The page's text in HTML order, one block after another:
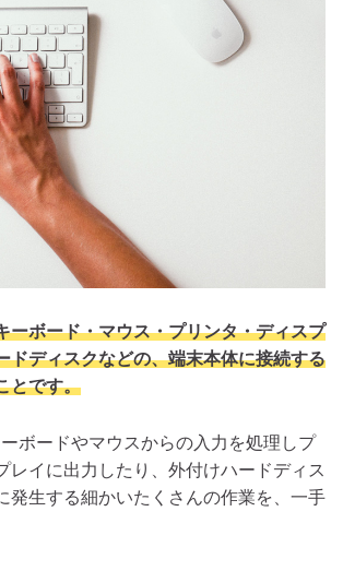
ーボード・マウス・プリンタ・ディスプ
ドディスクなどの、端末本体に接続する
とです。
ボードやマウスからの入力を処理しプ
レイに出力したり、外付けハードディス
発生する細かいたくさんの作業を、一手